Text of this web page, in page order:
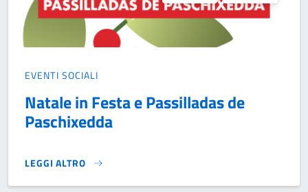
EVENTI SOCIALI
Natale in Festa e Passilladas de
Paschixedda
LEGGI ALTRO
NATALE IN FESTA E PASSILLADAS DE PASCHIXEDDA}